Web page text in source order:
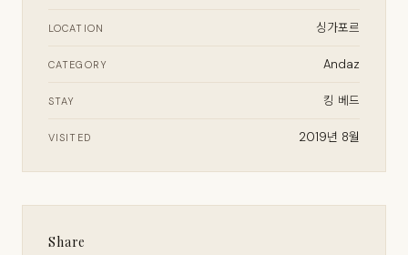
LOCATION 싱가포르
CATEGORY Andaz
STAY 킹 베드
VISITED 2019년 8월
Share